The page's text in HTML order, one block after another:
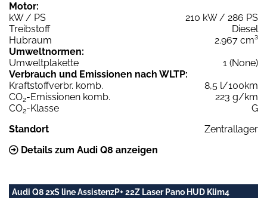
Motor:
kW / PS
210 kW / 286 PS
Treibstoff
Diesel
Hubraum
2.967 cm³
Umweltnormen:
Umweltplakette
1 (None)
Verbrauch und Emissionen nach WLTP:
Kraftstoffverbr. komb.
8,5 l/100km
CO2-Emissionen komb.
223 g/km
CO2-Klasse
G
Standort
Zentrallager
Details zum Audi Q8 anzeigen
Audi Q8 2xS line AssistenzP+ 22Z Laser Pano HUD Klim4